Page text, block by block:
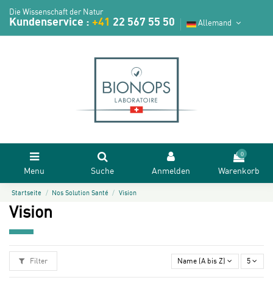
Die Wissenschaft der Natur
Kundenservice : +41 22 567 55 50 Allemand
Menu Suche Anmelden
0
Warenkorb
Startseite Nos Solution Santé Vision
Vision
Filter Name (A bis Z) 5